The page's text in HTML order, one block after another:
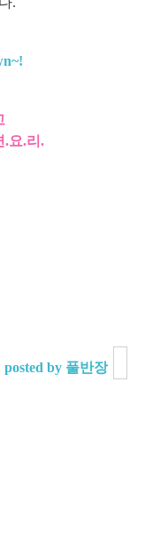
.요.리.
posted by 풀반장